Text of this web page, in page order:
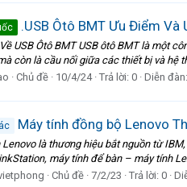
.USB Ôtô BMT Ưu Điểm Và
USB Ôtô BMT USB ôtô BMT là một
còn là cầu nối giữa các thiết bị và hệ
Chủ đề 10/4/24 Trả lời: 0 Diễn đàn:
Máy tính đồng bộ Lenovo
Lenovo là thương hiệu bắt nguồn từ
máy tính để bàn – máy tính
Chủ đề 7/2/23 Trả lời: 0